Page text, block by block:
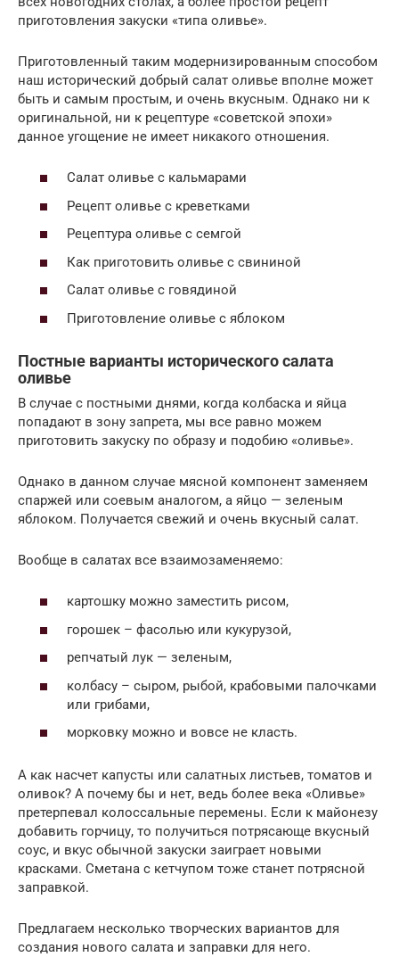
приготовления закуски «типа оливье».
Приготовленный таким модернизированным способом
наш исторический добрый салат оливье вполне может
быть и самым простым, и очень вкусным. Однако ни к
оригинальной, ни к рецептуре «советской эпохи»
данное угощение не имеет никакого отношения.
Салат оливье с кальмарами
Рецепт оливье с креветками
Рецептура оливье с семгой
Как приготовить оливье с свининой
Салат оливье с говядиной
Приготовление оливье с яблоком
Постные варианты исторического салата
оливье
В случае с постными днями, когда колбаска и яйца
попадают в зону запрета, мы все равно можем
приготовить закуску по образу и подобию «оливье».
Однако в данном случае мясной компонент заменяем
спаржей или соевым аналогом, а яйцо — зеленым
яблоком. Получается свежий и очень вкусный салат.
Вообще в салатах все взаимозаменяемо:
картошку можно заместить рисом,
горошек – фасолью или кукурузой,
репчатый лук — зеленым,
колбасу – сыром, рыбой, крабовыми палочками
или грибами,
морковку можно и вовсе не класть.
А как насчет капусты или салатных листьев, томатов и
оливок? А почему бы и нет, ведь более века «Оливье»
претерпевал колоссальные перемены. Если к майонезу
добавить горчицу, то получиться потрясающе вкусный
соус, и вкус обычной закуски заиграет новыми
красками. Сметана с кетчупом тоже станет потрясной
заправкой.
Предлагаем несколько творческих вариантов для
создания нового салата и заправки для него.